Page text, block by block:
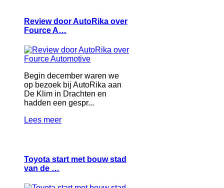
Review door AutoRika over
Fource A…
Begin december waren we
op bezoek bij AutoRika aan
De Klim in Drachten en
hadden een gespr...
Lees meer
Toyota start met bouw stad
van de …